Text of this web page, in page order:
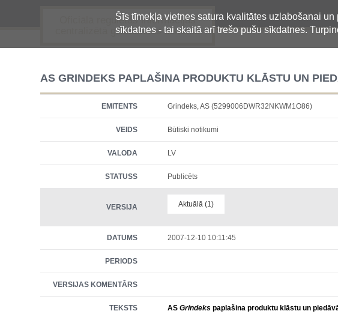
Šīs tīmekļa vietnes satura kvalitātes uzlabošanai
sīkdatnes - tai skaitā arī trešo pušu sīkdatnes.
Oficiālā regulētās informācijas
centralizētā glabāšanas sistēma
AS GRINDEKS PAPLAŠINA PRODUKTU KLĀSTU UN
EMITENTS Grindeks, AS (5299006DWR32NKWM1O86)
VEIDS Būtiski notikumi
VALODA LV
STATUSS Publicēts
VERSIJA Aktuālā (1)
DATUMS 2007-12-10 10:11:45
PERIODS
VERSIJAS KOMENTĀRS
TEKSTS ASGrindekspaplašina produktu klāstu un